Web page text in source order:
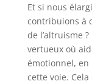
Et si nous
contribuions à
de l’altruisme
vertueux où
émotionnel, en
cette voie.